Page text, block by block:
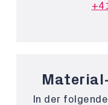
In der